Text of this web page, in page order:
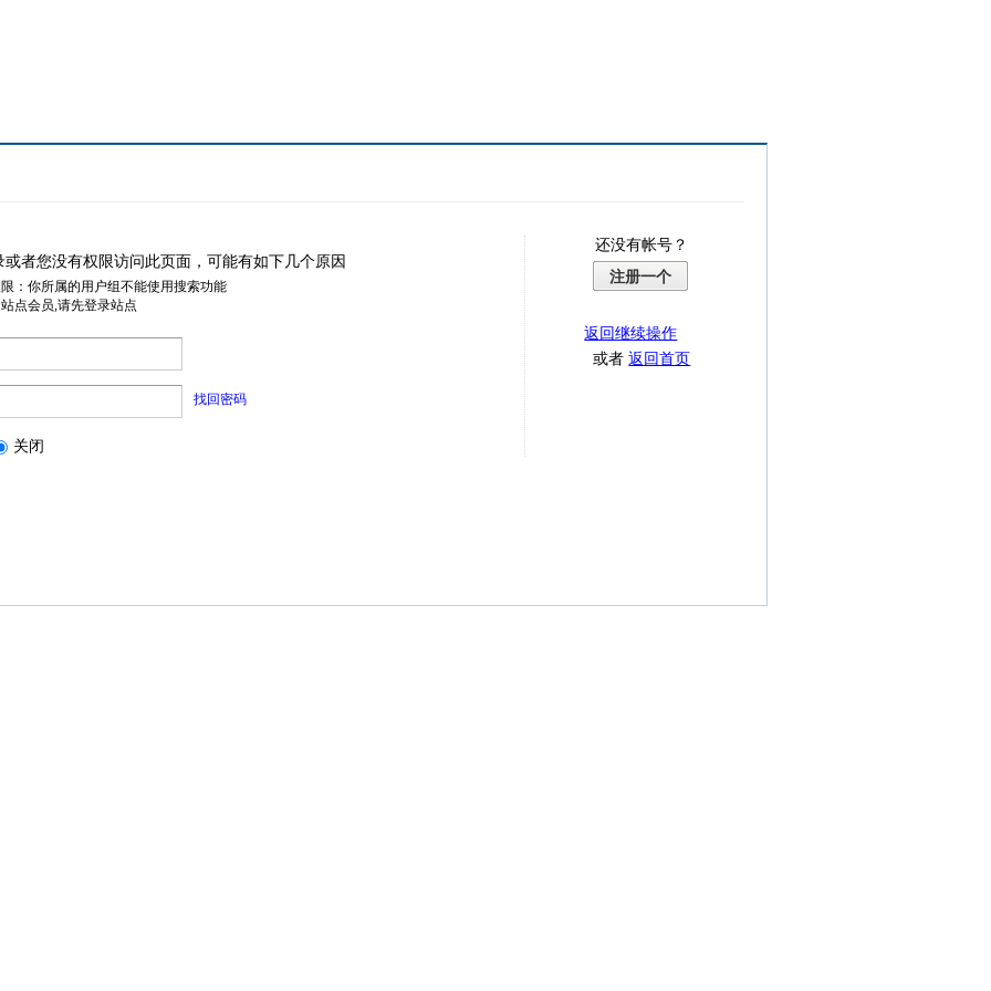
或者您没有权限访问此页面，可能有如下几个原因
：你所属的用户组不能使用搜索功能
点会员,请先登录站点
找回密码
关闭
还没有帐号？
注册一个
返回继续操作
或者返回首页